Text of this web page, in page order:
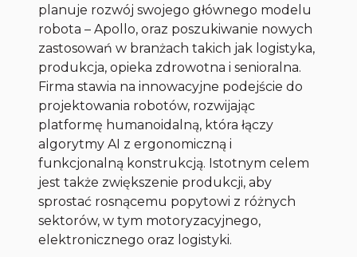
planuje rozwój swojego głównego modelu
robota – Apollo, oraz poszukiwanie nowych
zastosowań w branżach takich jak logistyka,
produkcja, opieka zdrowotna i senioralna.
Firma stawia na innowacyjne podejście do
projektowania robotów, rozwijając
platformę humanoidalną, która łączy
algorytmy AI z ergonomiczną i
funkcjonalną konstrukcją. Istotnym celem
jest także zwiększenie produkcji, aby
sprostać rosnącemu popytowi z różnych
sektorów, w tym motoryzacyjnego,
elektronicznego oraz logistyki.